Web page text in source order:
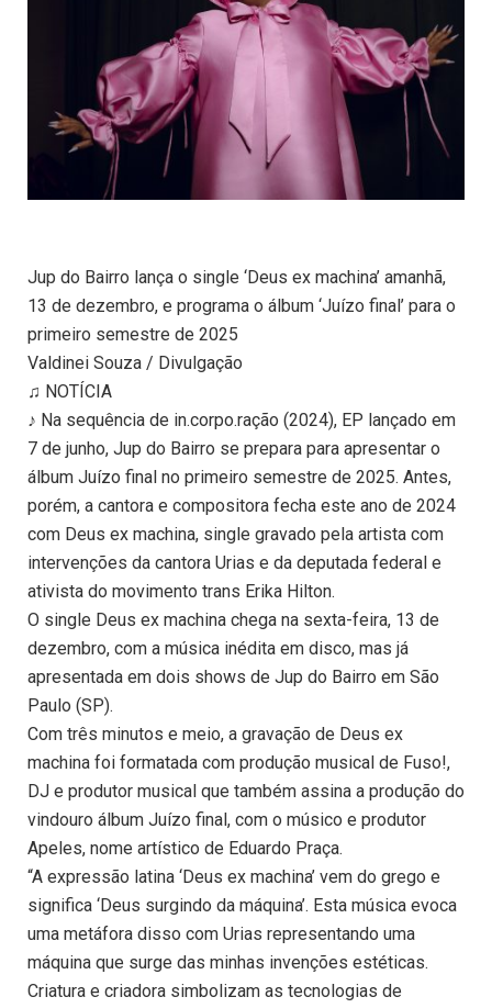
Jup do Bairro lança o single ‘Deus ex machina’ amanhã,
13 de dezembro, e programa o álbum ‘Juízo final’ para o
primeiro semestre de 2025
Valdinei Souza / Divulgação
♫ NOTÍCIA
♪ Na sequência de in.corpo.ração (2024), EP lançado em
7 de junho, Jup do Bairro se prepara para apresentar o
álbum Juízo final no primeiro semestre de 2025. Antes,
porém, a cantora e compositora fecha este ano de 2024
com Deus ex machina, single gravado pela artista com
intervenções da cantora Urias e da deputada federal e
ativista do movimento trans Erika Hilton.
O single Deus ex machina chega na sexta-feira, 13 de
dezembro, com a música inédita em disco, mas já
apresentada em dois shows de Jup do Bairro em São
Paulo (SP).
Com três minutos e meio, a gravação de Deus ex
machina foi formatada com produção musical de Fuso!,
DJ e produtor musical que também assina a produção do
vindouro álbum Juízo final, com o músico e produtor
Apeles, nome artístico de Eduardo Praça.
“A expressão latina ‘Deus ex machina’ vem do grego e
significa ‘Deus surgindo da máquina’. Esta música evoca
uma metáfora disso com Urias representando uma
máquina que surge das minhas invenções estéticas.
Criatura e criadora simbolizam as tecnologias de